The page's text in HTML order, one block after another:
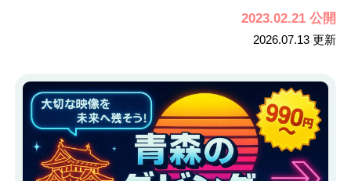
2023.02.21 公開
2026.07.13 更新